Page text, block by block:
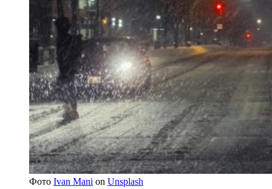
Фото Ivan Mani on Unsplash